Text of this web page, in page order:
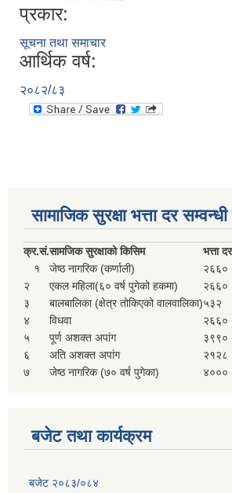
प्रकार:
सूचना तथा समाचार
आर्थिक वर्ष:
२०८२/८३
सामाजिक सुरक्षा भत्ता दर
क्र.सं.सामजिक सुरक्षाको किसिम
भत्ता
१
जेष्ठ नागरिक (कर्णाली)
२६६०
२
एकल महिला(६० वर्ष पुगेको हकमा)
२६६०
३
बालबालिका (क्षेत्र तोकिएको वालवालिका)५३२
४
विधवा
२६६०
५
पूर्ण अशक्त अपांग
३९९०
६
अति अशक्त अपांग
२१२८
७
जेष्ठ नागरिक (७० वर्ष पुगेका) ४०००
बजेट तथा कार्यक्रम
बजेट २०८३/०८४